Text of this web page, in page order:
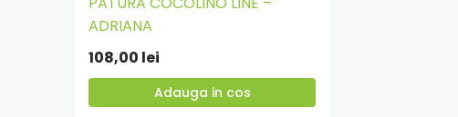
ADRIANA
108,00 lei
Adauga in cos
Adauga
cos